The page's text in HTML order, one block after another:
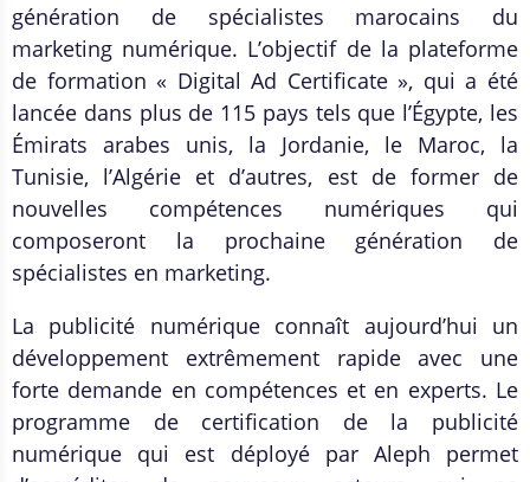
génération de spécialistes marocains du
marketing numérique. L’objectif de la plateforme
de formation « Digital Ad Certificate », qui a été
lancée dans plus de 115 pays tels que l’Égypte, les
Émirats arabes unis, la Jordanie, le Maroc, la
Tunisie, l’Algérie et d’autres, est de former de
nouvelles compétences numériques qui
composeront la prochaine génération de
spécialistes en marketing.
La publicité numérique connaît aujourd’hui un
développement extrêmement rapide avec une
forte demande en compétences et en experts. Le
programme de certification de la publicité
numérique qui est déployé par Aleph permet